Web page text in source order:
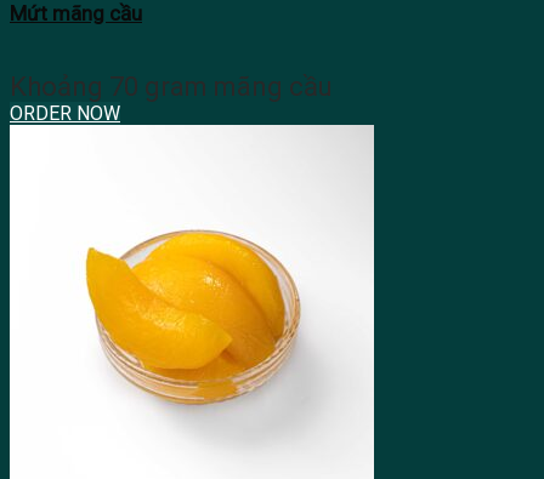
Mứt mãng cầu
Khoảng 70 gram mãng cầu
ORDER NOW